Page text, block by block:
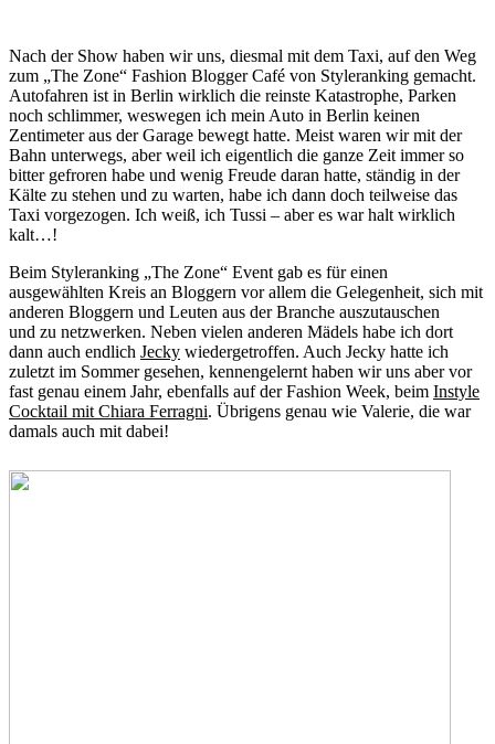
Nach der Show haben wir uns, diesmal mit dem Taxi, auf den Weg
zum „The Zone“ Fashion Blogger Café von Styleranking gemacht.
Autofahren ist in Berlin wirklich die reinste Katastrophe, Parken
noch schlimmer, weswegen ich mein Auto in Berlin keinen
Zentimeter aus der Garage bewegt hatte. Meist waren wir mit der
Bahn unterwegs, aber weil ich eigentlich die ganze Zeit immer so
bitter gefroren habe und wenig Freude daran hatte, ständig in der
Kälte zu stehen und zu warten, habe ich dann doch teilweise das
Taxi vorgezogen. Ich weiß, ich Tussi – aber es war halt wirklich
kalt…!
Beim Styleranking „The Zone“ Event gab es für einen
ausgewählten Kreis an Bloggern vor allem die Gelegenheit, sich mit
anderen Bloggern und Leuten aus der Branche auszutauschen
und zu netzwerken. Neben vielen anderen Mädels habe ich dort
dann auch endlich Jecky wiedergetroffen. Auch Jecky hatte ich
zuletzt im Sommer gesehen, kennengelernt haben wir uns aber vor
fast genau einem Jahr, ebenfalls auf der Fashion Week, beim Instyle
Cocktail mit Chiara Ferragni. Übrigens genau wie Valerie, die war
damals auch mit dabei!